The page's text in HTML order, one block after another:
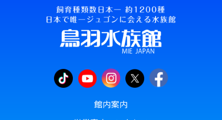
館内案内